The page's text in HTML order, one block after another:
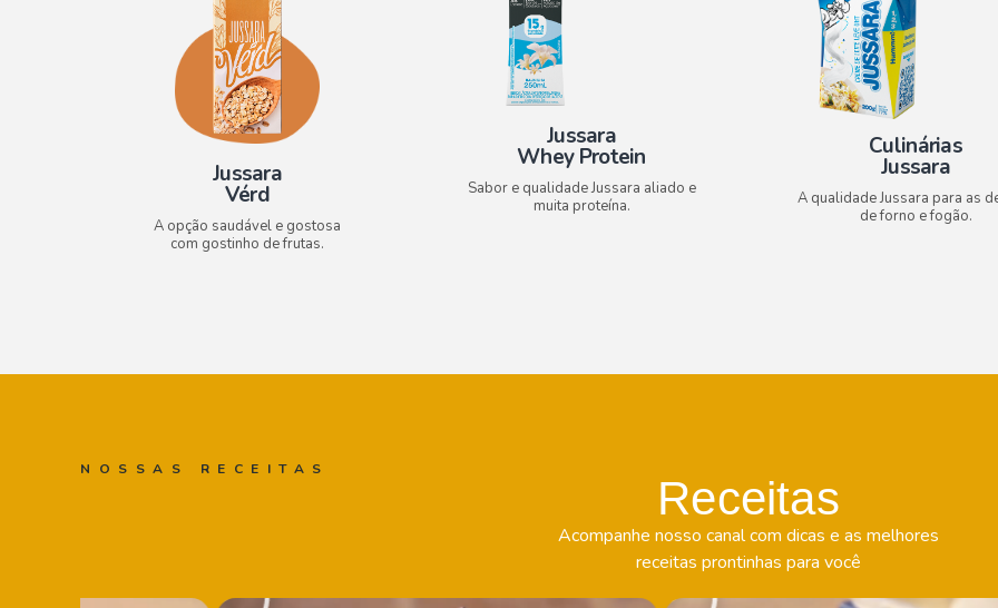
Jussara
Vérd
A opção saudável e gostosa
com gostinho de frutas.
Jussara
Whey Protein
Sabor e qualidade Jussara aliado e
muita proteína.
Culinárias
Jussara
A qualidade Jussara para as
de forno e fogão.
NOSSAS RECEITAS
Receitas
Acompanhe nosso canal com dicas e as melhores
receitas prontinhas para você